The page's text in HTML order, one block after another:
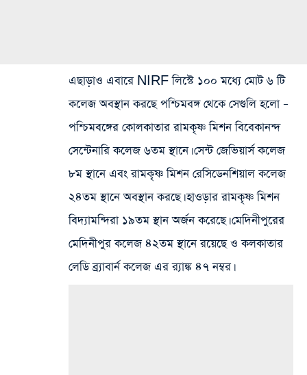
এছাড়াও এবারে NIRF লিস্টে ১০০ মধ্যে মোট ৬ টি
কলেজ অবস্থান করছে পশ্চিমবঙ্গ থেকে সেগুলি হলো –
পশ্চিমবঙ্গের কোলকাতার রামকৃষ্ণ মিশন বিবেকানন্দ
সেন্টেনারি কলেজ ৬তম স্থানে। সেন্ট জেভিয়ার্স কলেজ
৮ম স্থানে এবং রামকৃষ্ণ মিশন রেসিডেনশিয়াল কলেজ
২৪তম স্থানে অবস্থান করছে। হাওড়ার রামকৃষ্ণ মিশন
বিদ্যামন্দিরা ১৯তম স্থান অর্জন করেছে। মেদিনীপুরের
মেদিনীপুর কলেজ ৪২তম স্থানে রয়েছে ও কলকাতার
লেডি ব্র্যাবার্ন কলেজ এর র‍্যাঙ্ক ৪৭ নম্বর।